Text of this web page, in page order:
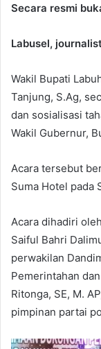
Secara resmi
Labusel,
Wakil Bupati
Tanjung, S.Ag,
dan sosialisasi
Wakil Gubernur,
Acara tersebut
Suma Hotel pada
Acara dihadiri
Saiful Bahri
perwakilan
Pemerintahan
Ritonga, SE, M.
pimpinan partai